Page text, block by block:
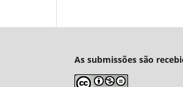
As submissões são